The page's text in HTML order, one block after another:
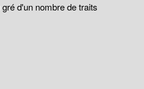
d'un nombre de traits